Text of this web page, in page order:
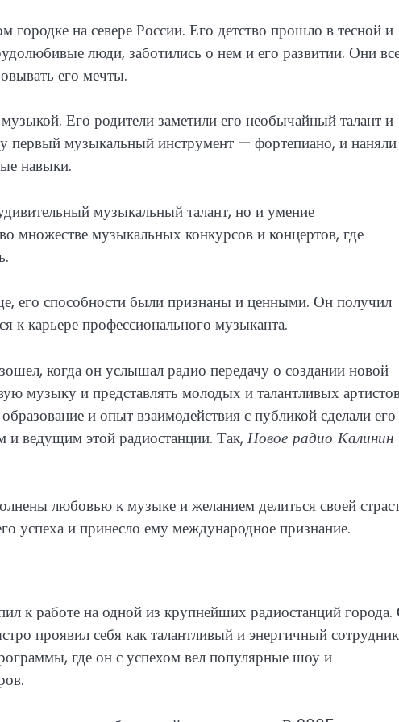
городке на севере России. Его детство прошло в тесной и
люди, заботились о нем и его развитии. Они
его мечты.
Его родители заметили его необычайный талант и
первый музыкальный инструмент — фортепиано, и наняли
навыки.
музыкальный талант, но и умение
множестве музыкальных конкурсов и концертов, где
его способности были признаны и ценными. Он получил
к карьере профессионального музыканта.
когда он услышал радио передачу о создании новой
музыку и представлять молодых и талантливых
и опыт взаимодействия с публикой сделали его
и ведущим этой радиостанции. Так, Новое радио Калинин
любовью к музыке и желанием делиться своей
успеха и принесло ему международное признание.
к работе на одной из крупнейших радиостанций
проявил себя как талантливый и энергичный
где он с успехом вел популярные шоу и